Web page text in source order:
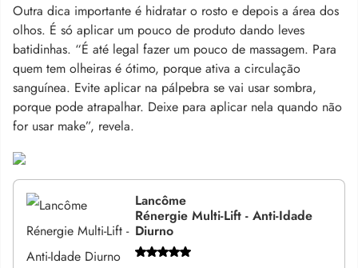
Outra dica importante é hidratar o rosto e depois a área dos
olhos. É só aplicar um pouco de produto dando leves
batidinhas. “É até legal fazer um pouco de massagem. Para
quem tem olheiras é ótimo, porque ativa a circulação
sanguínea. Evite aplicar na pálpebra se vai usar sombra,
porque pode atrapalhar. Deixe para aplicar nela quando não
for usar make”, revela.
Lancôme
Rénergie Multi-Lift - Anti-Idade
Diurno